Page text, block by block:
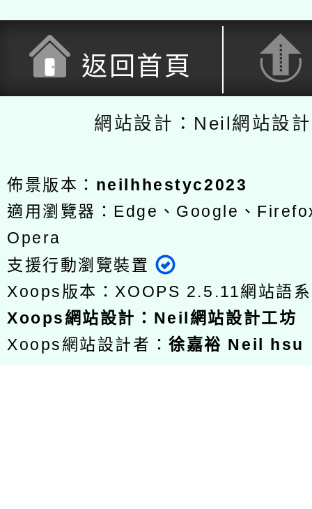
返回首頁
網站設計：Neil網站設
佈景版本： neilhhestyc2023
適用瀏覽器：Edge、Google、
Opera
支援行動瀏覽裝置
Xoops版本： XOOPS 2.5.11網站語
Xoops網站設計 ： Neil網站設計工坊
Xoops網站設計者：徐嘉裕 Neil hsu